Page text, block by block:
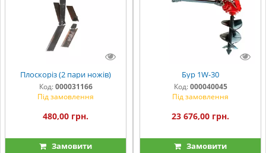
Плоскоріз (2 пари ножів)
Код: 000031166
Під замовлення
480,00 грн.
Замовити
Бур 1W-30
Код: 000040045
Під замовлення
23 676,00 грн.
Замовити